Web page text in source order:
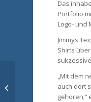
Das
Portfolio
Logo- und
Jimmys
Shirts
„Mit dem
auch dort
gehören,“
Peter Buchenau: ein
Gespräch über
Menschlichkeit im